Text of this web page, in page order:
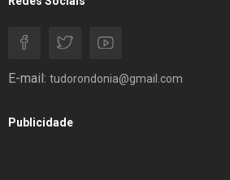
E-mail: tudorondonia@gmail.com
Publicidade